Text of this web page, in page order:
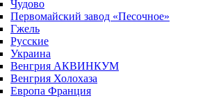
Чудово
Первомайский завод «Песочное»
Гжель
Русские
Украина
Венгрия АКВИНКУМ
Венгрия Холохаза
Европа Франция